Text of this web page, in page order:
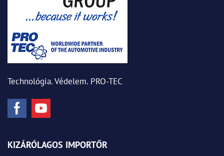
Technológia. Védelem. PRO-TEC
KIZÁRÓLAGOS IMPORTŐR